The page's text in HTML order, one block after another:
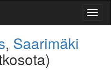
, Saarimäki